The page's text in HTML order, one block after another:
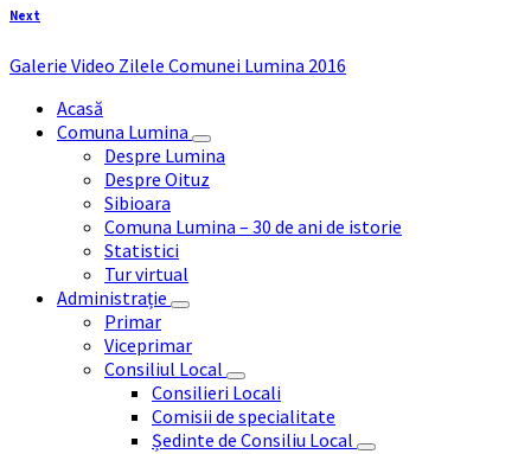
Next
Galerie Video Zilele Comunei Lumina 2016
Acasă
Comuna Lumina
Despre Lumina
Despre Oituz
Sibioara
Comuna Lumina – 30 de ani de istorie
Statistici
Tur virtual
Administrație
Primar
Viceprimar
Consiliul Local
Consilieri Locali
Comisii de specialitate
Ședinte de Consiliu Local